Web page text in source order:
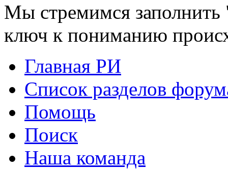
Мы стремимся заполнить
ключ к пониманию
Главная РИ
Список разделов
Помощь
Поиск
Наша команда